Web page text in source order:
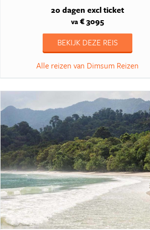
20 dagen excl ticket
va € 3095
BEKIJK DEZE REIS
Alle reizen van Dimsum Reizen